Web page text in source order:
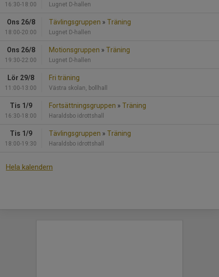
16:30-18:00 Lugnet D-hallen
Ons 26/8
18:00-20:00
Tävlingsgruppen » Träning
Lugnet D-hallen
Ons 26/8
19:30-22:00
Motionsgruppen » Träning
Lugnet D-hallen
Lör 29/8
11:00-13:00
Fri träning
Västra skolan, bollhall
Tis 1/9
16:30-18:00
Fortsättningsgruppen » Träning
Haraldsbo idrottshall
Tis 1/9
18:00-19:30
Tävlingsgruppen » Träning
Haraldsbo idrottshall
Hela kalendern